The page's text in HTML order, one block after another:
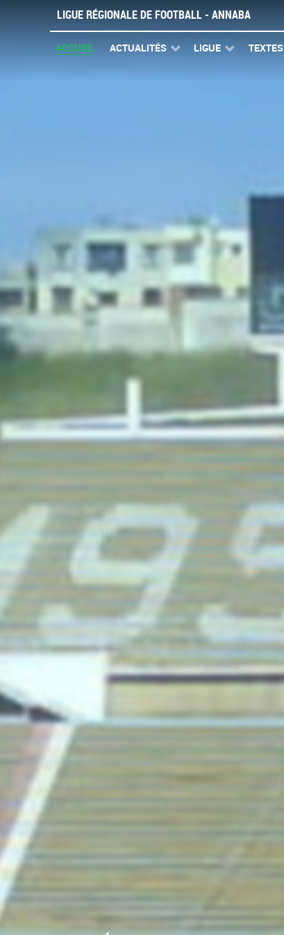
LIGUE RÉGIONALE DE FOOTBALL - ANNABA
ACCUEIL ACTUALITÉS LIGUE TEXTES